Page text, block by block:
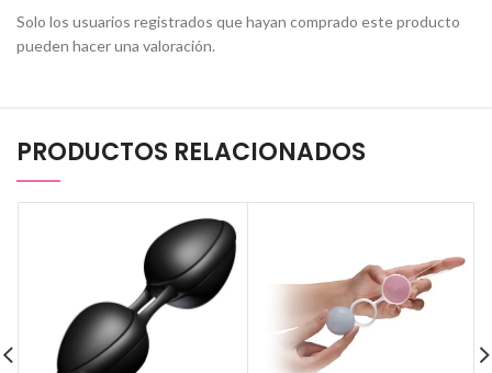
Solo los usuarios registrados que hayan comprado este producto
pueden hacer una valoración.
PRODUCTOS RELACIONADOS